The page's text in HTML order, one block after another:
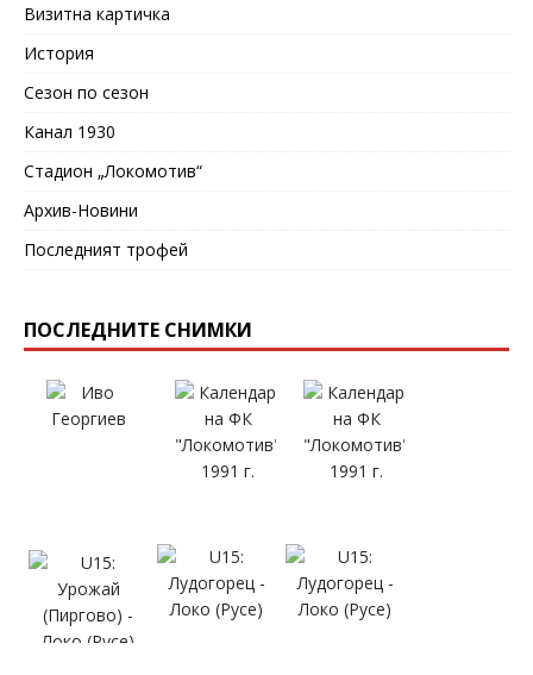
Визитна картичка
История
Сезон по сезон
Канал 1930
Стадион „Локомотив“
Архив-Новини
Последният трофей
ПОСЛЕДНИТЕ СНИМКИ